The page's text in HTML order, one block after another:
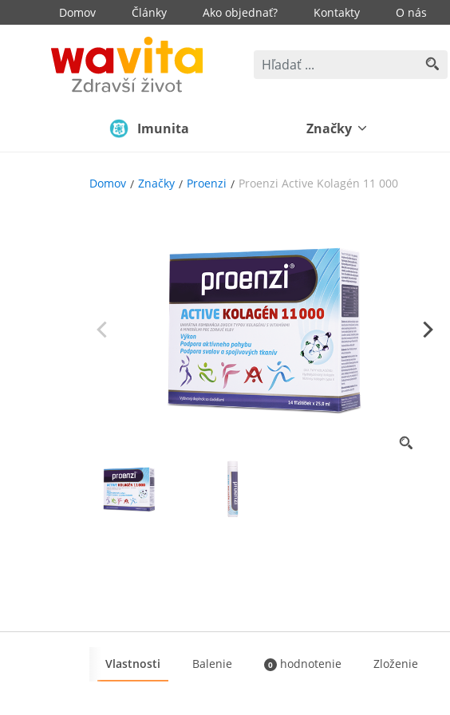
Domov Články Ako objednať? Kontakty O nás
Imunita Značky
Domov Značky Proenzi Proenzi Active Kolagén 11 000
Vlastnosti Balenie 0 hodnotenie Zloženie